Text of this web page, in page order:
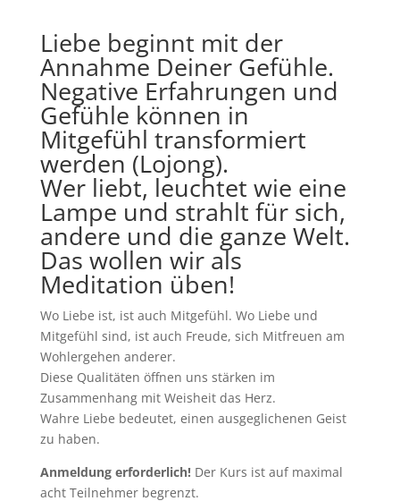
Liebe beginnt mit der
Annahme Deiner Gefühle.
Negative Erfahrungen und
Gefühle können in
Mitgefühl transformiert
werden (Lojong).
Wer liebt, leuchtet wie eine
Lampe und strahlt für sich,
andere und die ganze Welt.
Das wollen wir als
Meditation üben!
Wo Liebe ist, ist auch Mitgefühl. Wo Liebe und
Mitgefühl sind, ist auch Freude, sich Mitfreuen am
Wohlergehen anderer.
Diese Qualitäten öffnen uns stärken im
Zusammenhang mit Weisheit das Herz.
Wahre Liebe bedeutet, einen ausgeglichenen Geist
zu haben.
Anmeldung erforderlich!Der Kurs ist auf maximal
acht Teilnehmer begrenzt.